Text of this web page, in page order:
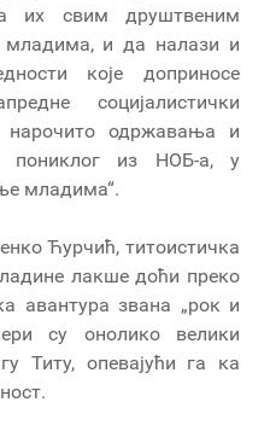
их свим друштвеним
младима, и да налази и
које доприносе
социјалистички
нарочито одржавања и
пониклог из НОБ-а, у
младима“.
Ћурчић, титоистичка
лакше доћи преко
авантура звана „рок и
су онолико велики
Титу, опевајући га ка